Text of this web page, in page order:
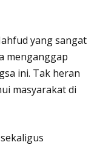
yang sangat
menganggap
ini. Tak heran
masyarakat di